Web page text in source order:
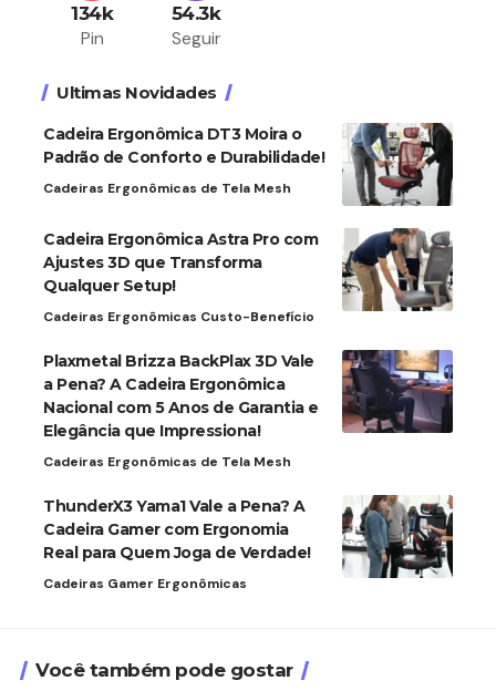
134k
Pin
54.3k
Seguir
Ultimas Novidades
Cadeira Ergonômica DT3 Moira o
Padrão de Conforto e Durabilidade!
Cadeiras Ergonômicas de Tela Mesh
Cadeira Ergonômica Astra Pro com
Ajustes 3D que Transforma
Qualquer Setup!
Cadeiras Ergonômicas Custo-Benefício
Plaxmetal Brizza BackPlax 3D Vale
a Pena? A Cadeira Ergonômica
Nacional com 5 Anos de Garantia e
Elegância que Impressiona!
Cadeiras Ergonômicas de Tela Mesh
ThunderX3 Yama1 Vale a Pena? A
Cadeira Gamer com Ergonomia
Real para Quem Joga de Verdade!
Cadeiras Gamer Ergonômicas
Você também pode gostar